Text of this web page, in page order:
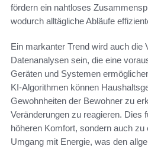
fördern ein nahtloses
wodurch alltägliche Abläufe
Ein markanter Trend wird auch die
Datenanalysen sein, die eine
Geräten und Systemen
KI-Algorithmen können
Gewohnheiten der Bewohner zu
Veränderungen zu reagieren. Dies
höheren Komfort, sondern auch
Umgang mit Energie, was den